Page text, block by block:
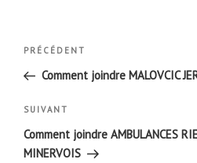
Navigation
l’article
Article
précédent
PRÉCÉDENT
Comment joindre MALOVCIC
Article
suivant
SUIVANT
Comment joindre AMBULANCES
MINERVOIS